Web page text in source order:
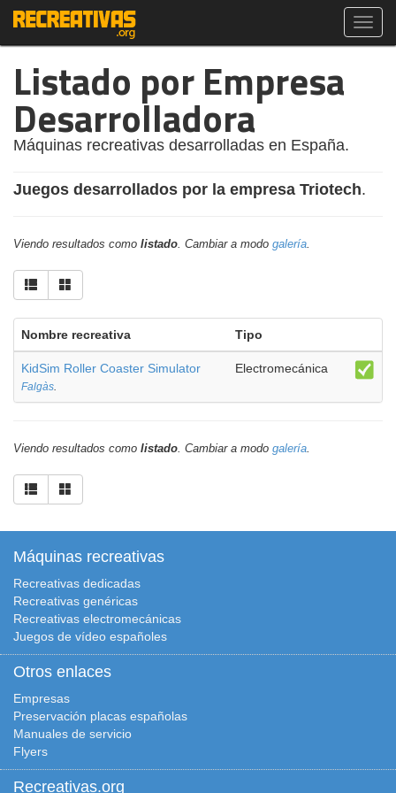
Listado por Empresa
Desarrolladora
Máquinas recreativas desarrolladas en España.
Juegos desarrollados por la empresa Triotech.
Viendo resultados como listado. Cambiar a modo galería.
Nombre recreativa Tipo
KidSim Roller Coaster Simulator
Falgàs.
Electromecánica
Viendo resultados como listado. Cambiar a modo galería.
Máquinas recreativas
Recreativas dedicadas
Recreativas genéricas
Recreativas electromecánicas
Juegos de vídeo españoles
Otros enlaces
Empresas
Preservación placas españolas
Manuales de servicio
Flyers
Recreativas.org